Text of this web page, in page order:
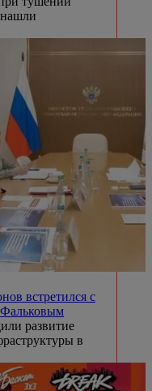
нашли
встретился с
развитие
в